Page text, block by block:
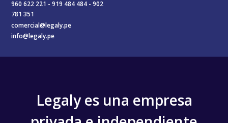
960 622 221 - 919 484 484 - 902
781 351
comercial@legaly.pe
info@legaly.pe
Legaly es una empresa